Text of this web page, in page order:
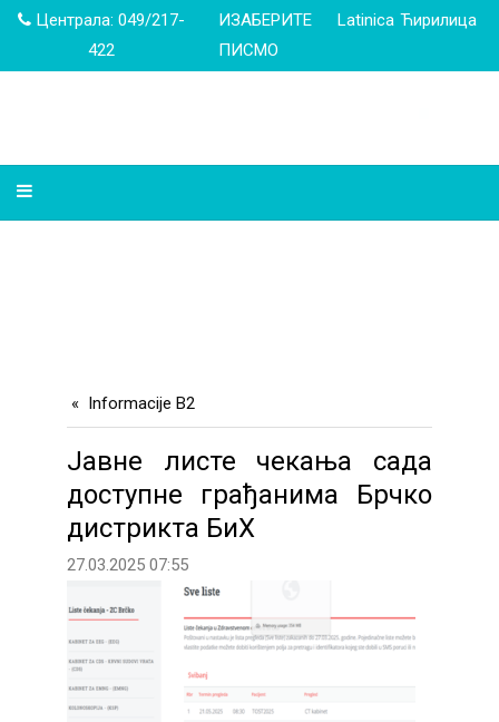
Централа: 049/217-
422
ИЗАБЕРИТЕ
ПИСМО
Latinica Ћирилица
Informacije B2
Јавне листе чекања сада
доступне грађанима Брчко
дистрикта БиХ
27.03.2025 07:55